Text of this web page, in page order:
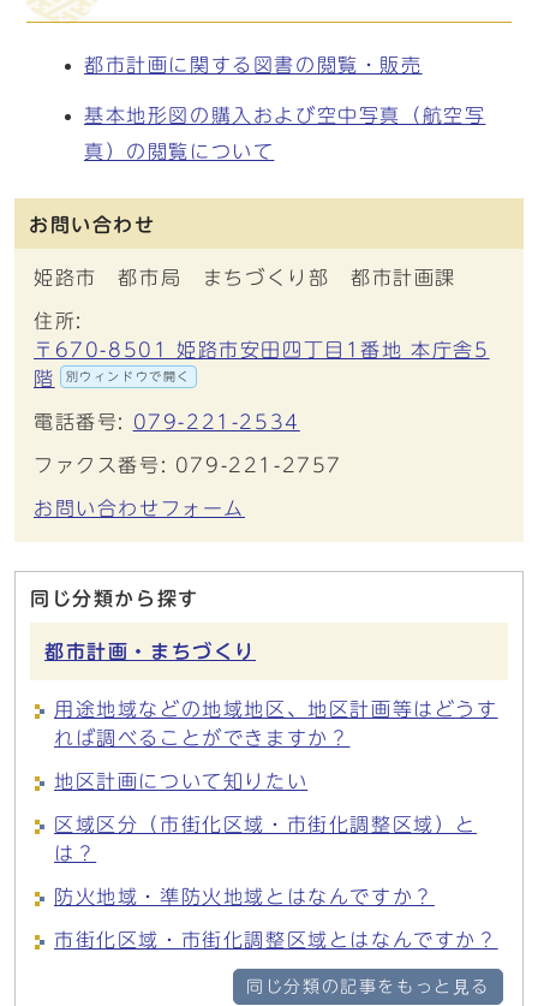
都市計画に関する図書の閲覧・販売
基本地形図の購入および空中写真（航空写
真）の閲覧について
お問い合わせ
姫路市 都市局 まちづくり部 都市計画課
住所:
〒670-8501 姫路市安田四丁目1番地 本庁舎5
階
別ウィンドウで開く
電話番号: 079-221-2534
ファクス番号: 079-221-2757
お問い合わせフォーム
同じ分類から探す
都市計画・まちづくり
用途地域などの地域地区、地区計画等はどうす
れば調べることができますか？
地区計画について知りたい
区域区分（市街化区域・市街化調整区域）と
は？
防火地域・準防火地域とはなんですか？
市街化区域・市街化調整区域とはなんですか？
同じ分類の記事をもっと見る